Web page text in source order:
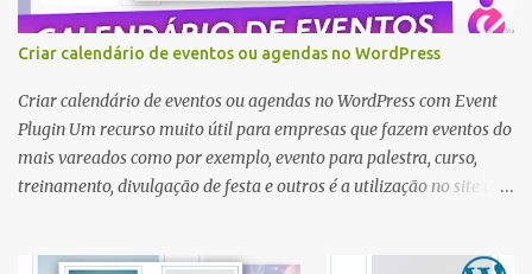
Criar calendário de eventos ou agendas no WordPress
Criar calendário de eventos ou agendas no WordPress com Event
Plugin Um recurso muito útil para empresas que fazem eventos do
mais vareados como por exemplo, evento para palestra, curso,
treinamento, divulgação de festa e outros é a utilização no site um